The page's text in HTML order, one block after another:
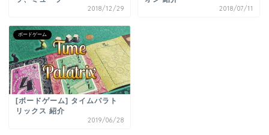
2018/12/29 2018/07/11
ボードゲーム
[ボードゲーム] タイムパラト
リックス 紹介
2019/06/28